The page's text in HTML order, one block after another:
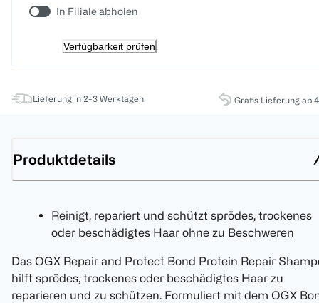
In Filiale abholen
Verfügbarkeit prüfen
Lieferung in 2-3 Werktagen Gratis Lieferung ab
Produktdetails
Reinigt, repariert und schützt sprödes, trockenes
oder beschädigtes Haar ohne zu Beschweren
Das OGX Repair and Protect Bond Protein Repair
hilft sprödes, trockenes oder beschädigtes Haar zu
reparieren und zu schützen. Formuliert mit dem OGX